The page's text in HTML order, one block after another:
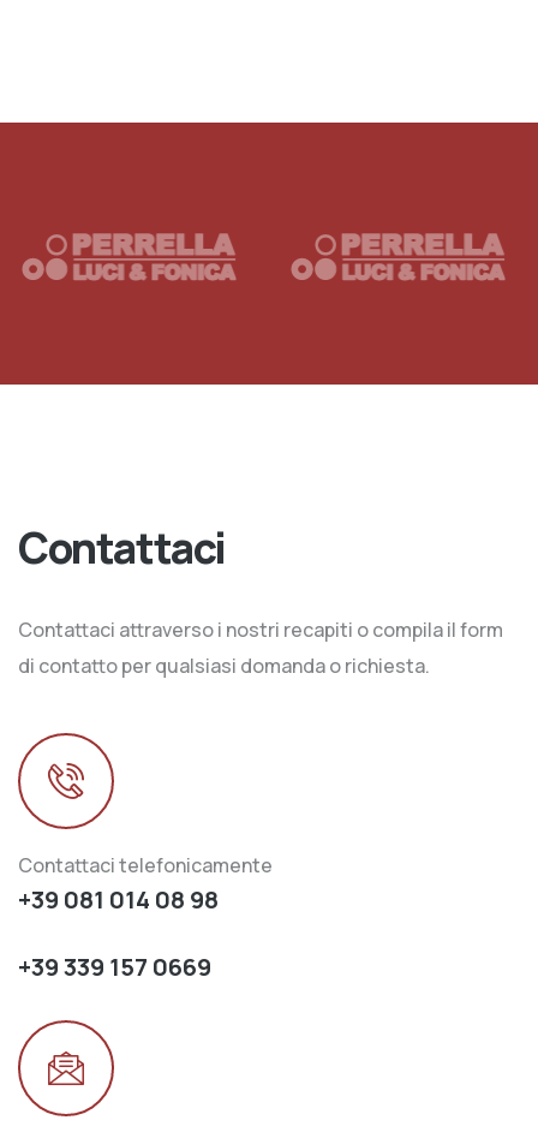
Contattaci
Contattaci attraverso i nostri recapiti o compila il form
di contatto per qualsiasi domanda o richiesta.
Contattaci telefonicamente
+39 081 014 08 98
+39 339 157 0669